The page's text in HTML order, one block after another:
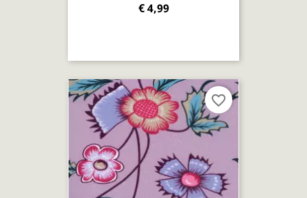
€ 4,99
favorite_border